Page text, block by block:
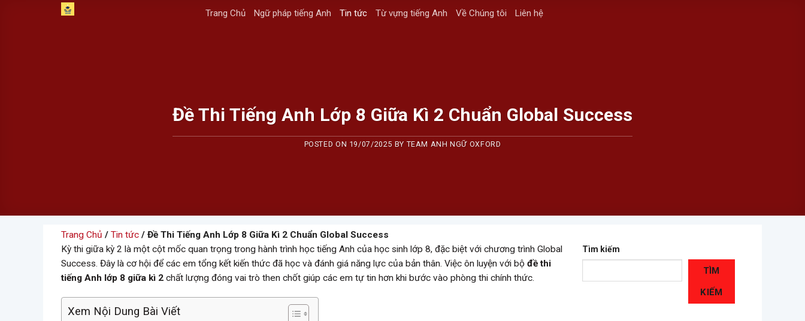
Trang Chủ Ngữ pháp tiếng Anh Tin tức Từ vựng tiếng Anh Về Chúng tôi Liên hệ
Đề Thi Tiếng Anh Lớp 8 Giữa Kì 2 Chuẩn Global Success
POSTED ON 19/07/2025 BY TEAM ANH NGỮ OXFORD
Trang Chủ / Tin tức / Đề Thi Tiếng Anh Lớp 8 Giữa Kì 2 Chuẩn Global Success
Kỳ thi giữa kỳ 2 là một cột mốc quan trọng trong hành trình học tiếng Anh của học sinh lớp 8, đặc biệt với chương trình Global
Success. Đây là cơ hội để các em tổng kết kiến thức đã học và đánh giá năng lực của bản thân. Việc ôn luyện với bộ đề thi
tiếng Anh lớp 8 giữa kì 2 chất lượng đóng vai trò then chốt giúp các em tự tin hơn khi bước vào phòng thi chính thức.
Xem Nội Dung Bài Viết
Tìm kiếm
TÌM
KIẾM